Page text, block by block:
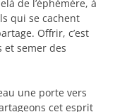
de l’éphémère, à
qui se cachent
Offrir, c’est
et semer des
une porte vers
cet esprit